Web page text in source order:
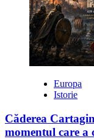
Europa
Istorie
Căderea
momentul care